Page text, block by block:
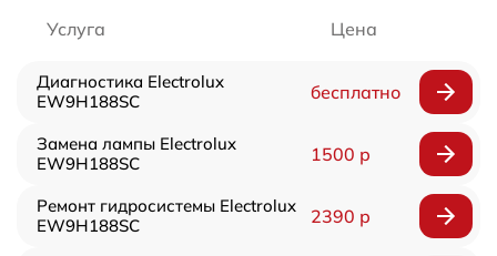
Услуга Цена
Диагностика Electrolux
EW9H188SC
бесплатно
Замена лампы Electrolux
EW9H188SC
1500 р
Ремонт гидросистемы Electrolux
EW9H188SC
2390 р